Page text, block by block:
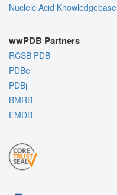
Nucleic Acid Knowledgebase
wwPDB Partners
RCSB PDB
PDBe
PDBj
BMRB
EMDB